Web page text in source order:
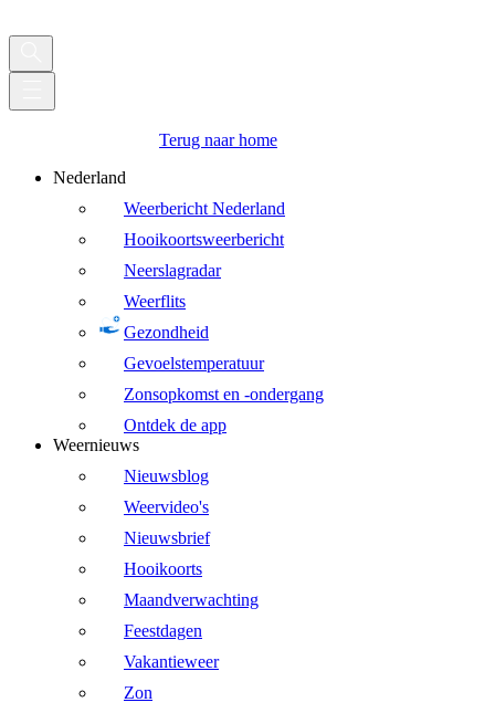
Terug naar home
Nederland
Weerbericht Nederland
Hooikoortsweerbericht
Neerslagradar
Weerflits
Gezondheid
Gevoelstemperatuur
Zonsopkomst en -ondergang
Ontdek de app
Weernieuws
Nieuwsblog
Weervideo's
Nieuwsbrief
Hooikoorts
Maandverwachting
Feestdagen
Vakantieweer
Zon